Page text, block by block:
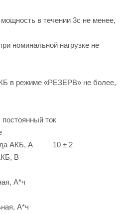
в течении 3с не менее,
номинальной нагрузке не
в режиме «РЕЗЕРВ» не более,
ток
АКБ, А 10 ± 2
В
А*ч
А*ч